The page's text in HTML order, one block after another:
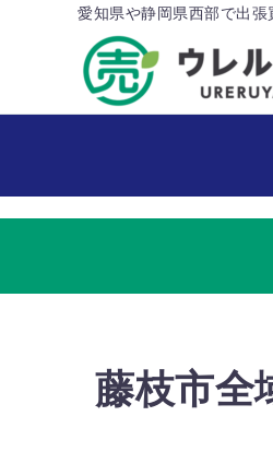
愛知県や静岡県西部で出
藤枝市全